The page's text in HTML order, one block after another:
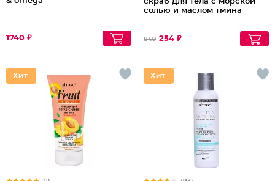
1740 ₽
солью и маслом тмина
849 254 ₽